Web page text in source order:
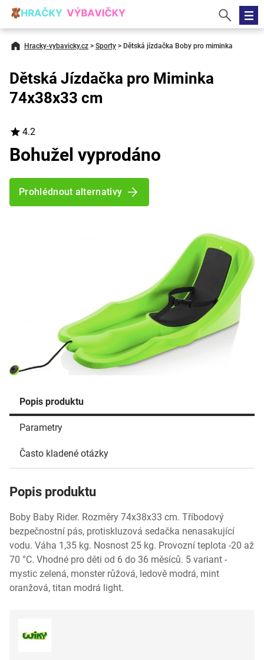
Hracky-vybavicky.cz > Sporty > Dětská jízdačka Boby pro miminka
Popis produktu
Parametry
Často kladené otázky
Popis produktu
Boby Baby Rider. Rozměry 74x38x33 cm. Tříbodový
bezpečnostní pás, protiskluzová sedačka nenasakující
vodu. Váha 1,35 kg. Nosnost 25 kg. Provozní teplota -20 až
70 °C. Vhodné pro děti od 6 do 36 měsíců. 5 variant -
mystic zelená, monster růžová, ledově modrá, mint
oranžová, titan modrá light.
Dětská Jízdačka pro Miminka
74x38x33 cm
4.2
Bohužel vyprodáno
Prohlédnout alternativy